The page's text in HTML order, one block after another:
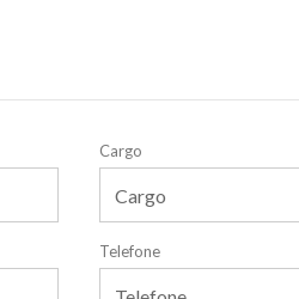
Cargo
Telefone